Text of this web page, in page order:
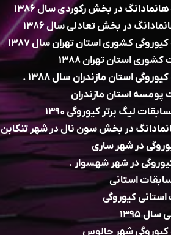
در بخش رکوردی سال ۱۳۸۶
در بخش تعادلی سال ۱۳۸۶
کشوری استان تهران سال ۱۳۸۷
استان تهران ۱۳۸۸
استان مازندران سال ۱۳۸۸ .
پومسه استان مازندران
لیگ برتر کیوروگی ۱۳۹۰
در بخش سون نال در شهر تنکابن
در شهر ساری
در شهر شهسوار .
استانی
کیوروگی
۱۳۹۵
کیوروگی شهر چالوس